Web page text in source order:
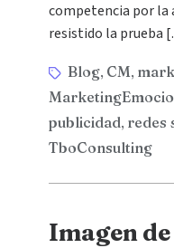
competencia por la
resistido la prueba
Blog, CM,
publicidad, redes
TboConsulting
Imagen